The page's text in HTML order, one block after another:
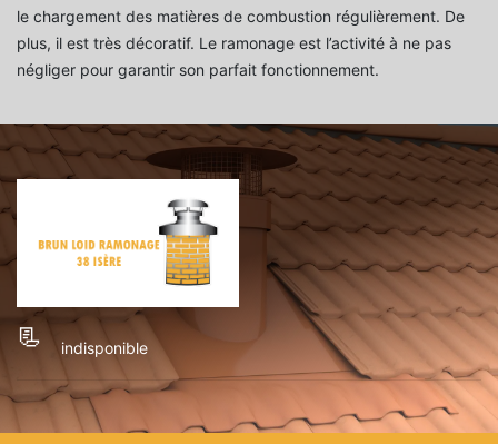
le chargement des matières de combustion régulièrement. De
plus, il est très décoratif. Le ramonage est l’activité à ne pas
négliger pour garantir son parfait fonctionnement.
indisponible